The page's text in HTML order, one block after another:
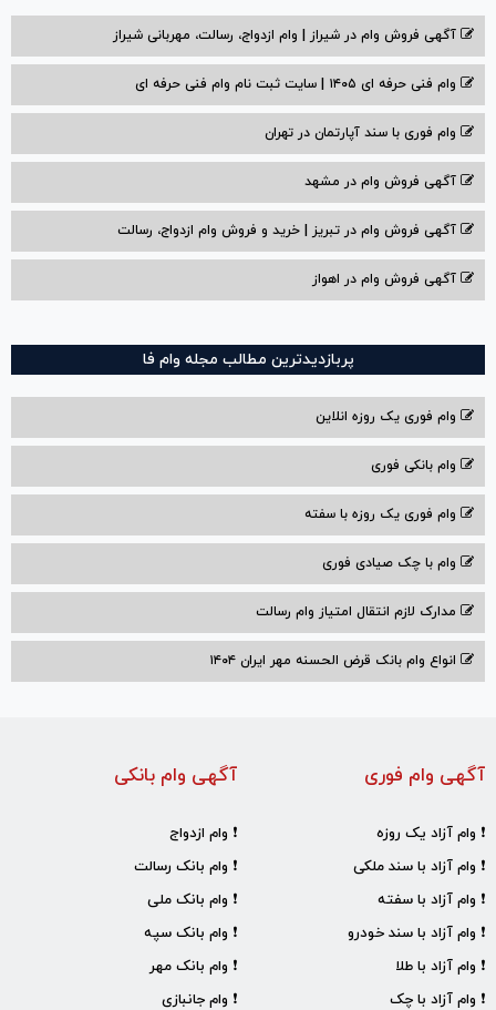
آگهی فروش وام در شیراز | وام ازدواج، رسالت، مهربانی شیراز
وام فنی حرفه ای ۱۴۰۵ | سایت ثبت نام وام فنی حرفه ای
وام فوری با سند آپارتمان در تهران
آگهی فروش وام در مشهد
آگهی فروش وام در تبریز | خرید و فروش وام ازدواج، رسالت
آگهی فروش وام در اهواز
پربازدیدترین مطالب مجله وام فا
وام فوری یک روزه انلاین
وام بانکی فوری
وام فوری یک روزه با سفته
وام با‌ چک صیادی‌ فوری
مدارک لازم انتقال امتیاز وام رسالت
انواع وام بانک قرض الحسنه مهر ایران ۱۴۰۴
آگهی وام بانکی
❗ وام ازدواج
❗ وام بانک رسالت
❗ وام بانک ملی
❗ وام بانک سپه
❗ وام بانک مهر
❗ وام جانبازی
آگهی وام فوری
❗ وام آزاد یک روزه
❗ وام آزاد با سند ملکی
❗ وام آزاد با سفته
❗ وام آزاد با سند خودرو
❗ وام آزاد با طلا
❗ وام آزاد با چک